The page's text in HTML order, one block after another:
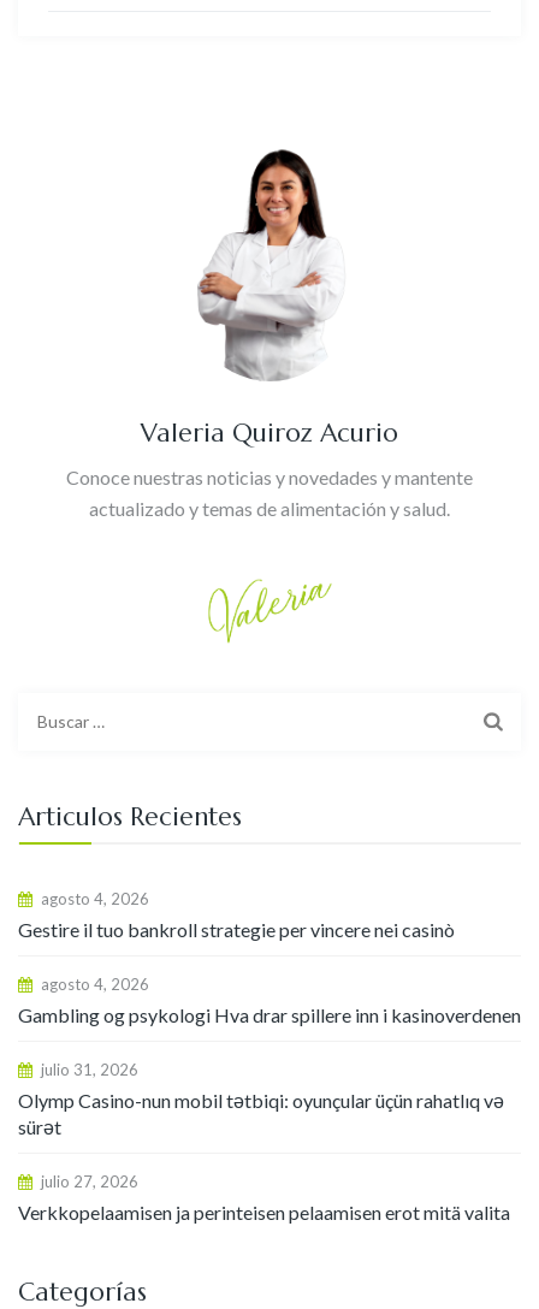
Valeria Quiroz Acurio
Conoce nuestras noticias y novedades y mantente
actualizado y temas de alimentación y salud.
Articulos Recientes
agosto 4, 2026
Gestire il tuo bankroll strategie per vincere nei casinò
agosto 4, 2026
Gambling og psykologi Hva drar spillere inn i kasinoverdenen
julio 31, 2026
Olymp Casino-nun mobil tətbiqi: oyunçular üçün rahatlıq və
sürət
julio 27, 2026
Verkkopelaamisen ja perinteisen pelaamisen erot mitä valita
Categorías